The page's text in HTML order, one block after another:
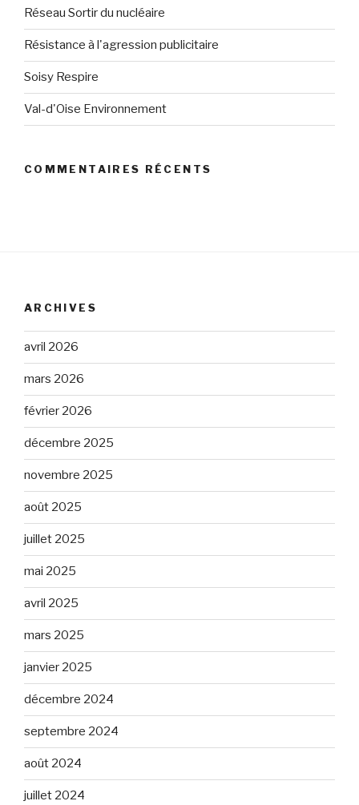
Réseau Sortir du nucléaire
Résistance à l'agression publicitaire
Soisy Respire
Val-d'Oise Environnement
COMMENTAIRES RÉCENTS
ARCHIVES
avril 2026
mars 2026
février 2026
décembre 2025
novembre 2025
août 2025
juillet 2025
mai 2025
avril 2025
mars 2025
janvier 2025
décembre 2024
septembre 2024
août 2024
juillet 2024